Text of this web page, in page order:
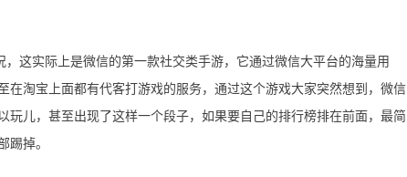
这实际上是微信的第一款社交类手游，它通过微信大平台的海量用
在淘宝上面都有代客打游戏的服务，通过这个游戏大家突然想到，微信
玩儿，甚至出现了这样一个段子，如果要自己的排行榜排在前面，最简
踢掉。